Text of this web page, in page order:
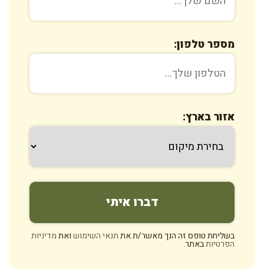
מספר טלפון:
אזור בארץ:
בשליחת טופס זה הנך מאשר/ת אתתנאי השימושואתמדיניות
הפרטיותבאתר.